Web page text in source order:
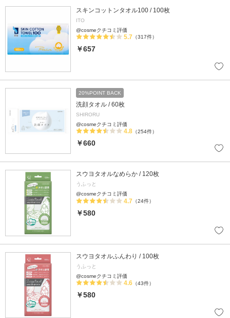
スキンコットンタオル100 / 100枚
ITO
@cosmeクチコミ評価
5.7 （317件）
￥657
20%POINT BACK
洗顔タオル / 60枚
SHIRORU
@cosmeクチコミ評価
4.8 （254件）
￥660
スウヨタオルなめらか / 120枚
うふっと
@cosmeクチコミ評価
4.7 （24件）
￥580
スウヨタオルふんわり / 100枚
うふっと
@cosmeクチコミ評価
4.6 （43件）
￥580